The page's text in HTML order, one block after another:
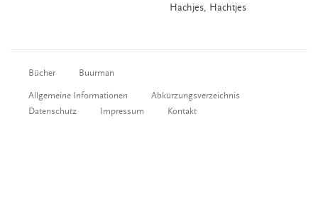
Hachjes, Hachtjes
Bücher Buurman
Allgemeine Informationen
Abkürzungsverzeichnis
Datenschutz
Impressum Kontakt